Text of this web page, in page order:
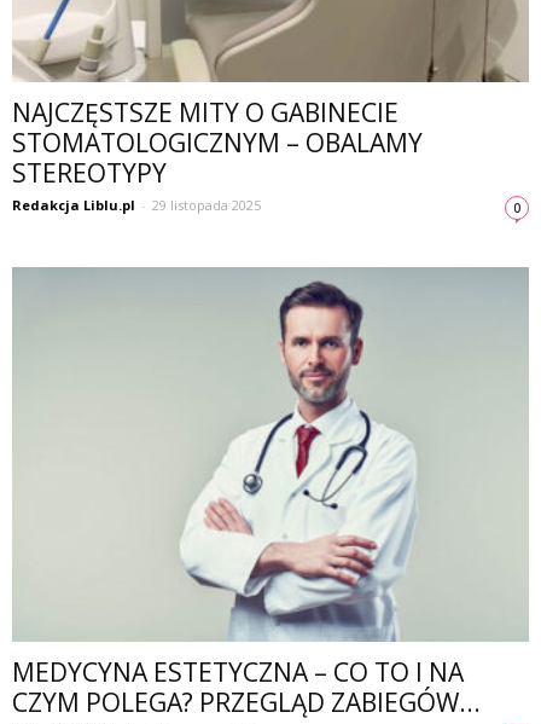
NAJCZĘSTSZE MITY O GABINECIE
STOMATOLOGICZNYM – OBALAMY
STEREOTYPY
Redakcja Liblu.pl - 29 listopada 2025 0
MEDYCYNA ESTETYCZNA – CO TO I NA
CZYM POLEGA? PRZEGLĄD ZABIEGÓW...